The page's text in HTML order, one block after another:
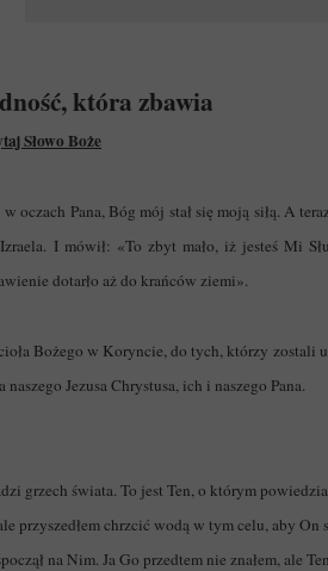
która zbawia
Słowo Boże
oczach Pana, Bóg mój stał się moją siłą. A
I mówił: «To zbyt mało, iż jesteś Mi
dotarło aż do krańców ziemi».
Bożego w Koryncie, do tych, którzy zostali
Jezusa Chrystusa, ich i naszego Pana.
grzech świata. To jest Ten, o którym
przyszedłem chrzcić wodą w tym celu, aby
na Nim. Ja Go przedtem nie znałem, ale